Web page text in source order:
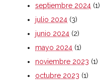
septiembre 2024 (1)
julio 2024 (3)
junio 2024 (2)
mayo 2024 (1)
noviembre 2023 (1)
octubre 2023 (1)